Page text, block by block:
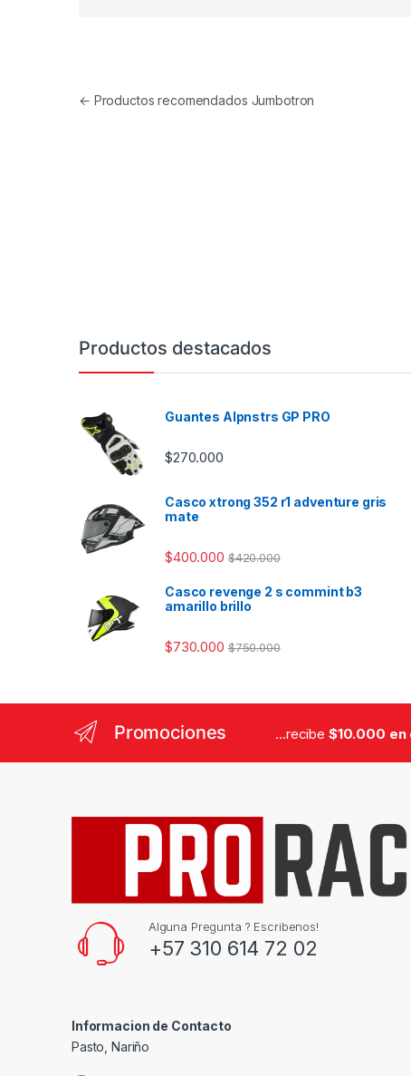
Navegación de entradas
← Productos recomendados Jumbotron
Productos destacados
Guantes Alpnstrs GP PRO
$270.000
Casco xtrong 352 r1 adventure gris
mate
$400.000 $420.000
Casco revenge 2 s commint b3
amarillo brillo
$730.000 $750.000
Promociones ...recibe $10.000 en
Alguna Pregunta ? Escribenos!
+57 310 614 72 02
Informacion de Contacto
Pasto, Nariño